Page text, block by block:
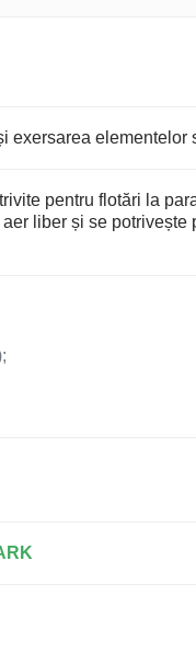
exersarea elementelor
pentru flotări la
liber și se potrivește